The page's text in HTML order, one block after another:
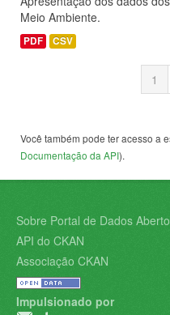
Meio Ambiente.
PDF CSV
1
Você também pode ter acesso a
Documentação da API).
Sobre Portal de Dados
API do CKAN
Associação CKAN
Impulsionado por